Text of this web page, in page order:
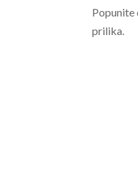
Popunite
prilika.